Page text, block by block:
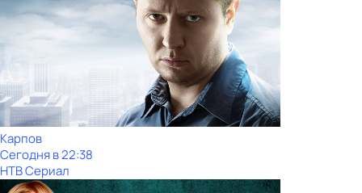
Карпов
Сегодня в 22:38
НТВ Сериал